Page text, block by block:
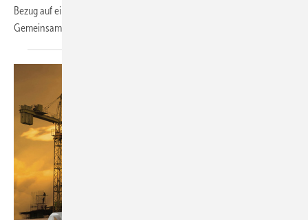
Bezug auf eine Bekanntmachung des Bundesarbeitsministeriums im
Gemeinsamen Ministerialblatt